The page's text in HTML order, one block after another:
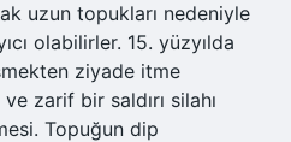
uzun topukları nedeniyle
olabilirler. 15. yüzyılda
ziyade itme
zarif bir saldırı silahı
Topuğun dip